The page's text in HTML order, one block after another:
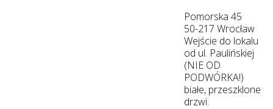
Pomorska 45
50-217 Wrocław
Wejście do lokalu
od ul. Paulińskiej
(NIE OD
PODWÓRKA!)
białe, przeszklone
drzwi.